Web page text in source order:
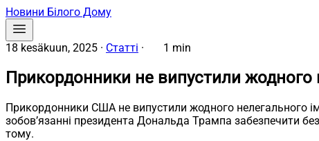
Новини Білого Дому
18 kesäkuun, 2025 · Статті · 1 min
Прикордонники не випустили
Прикордонники США не випустили жодного нелегального
зобов’язанні президента Дональда Трампа забезпечити
тому.